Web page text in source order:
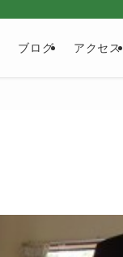
ブログ アクセス